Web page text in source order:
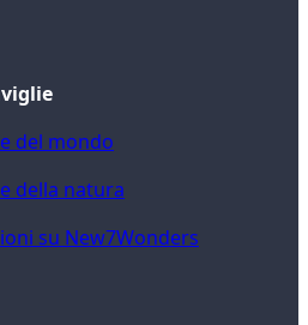
del mondo
della natura
su New7Wonders